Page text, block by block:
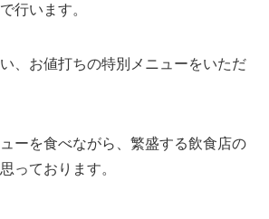
で行います。
、お値打ちの特別メニューをいただ
ーを食べながら、繁盛する飲食店の
っております。